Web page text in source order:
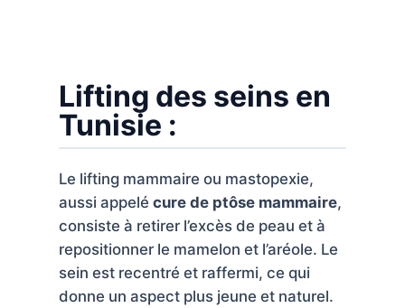
Obésité
Nos
chirurgiens
FAQ
Lifting des seins en
Tunisie :
Le lifting mammaire ou mastopexie,
aussi appelé cure de ptôse mammaire,
consiste à retirer l’excès de peau et à
repositionner le mamelon et l’aréole. Le
sein est recentré et raffermi, ce qui
donne un aspect plus jeune et naturel.